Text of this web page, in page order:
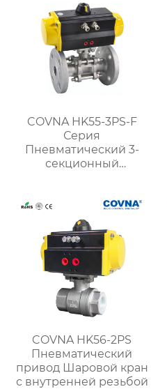
COVNA HK55-3PS-F
Серия
Пневматический 3-
секционный
COVNA HK56-2PS
Пневматический
привод Шаровой кран
с внутренней резьбой